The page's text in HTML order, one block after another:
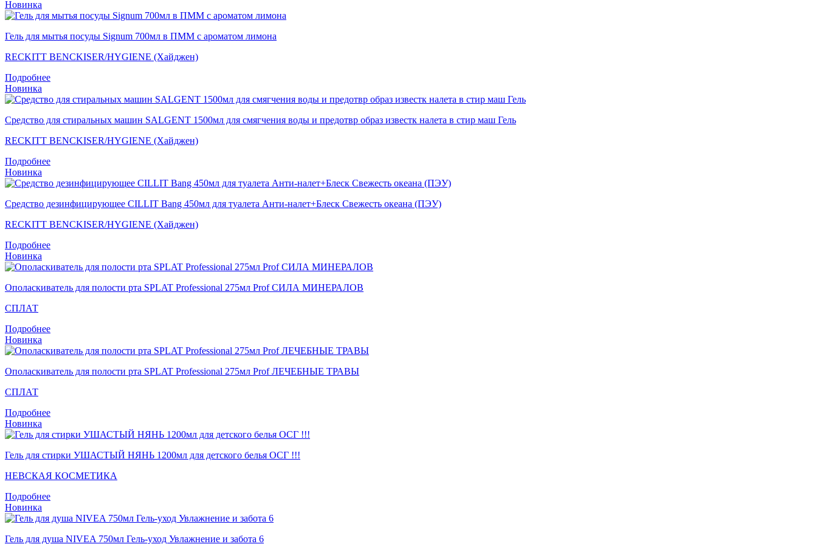
Новинка
Гель для мытья посуды Signum 700мл в ПММ с ароматом лимона
RECKITT BENCKISER/HYGIENE (Хайджен)
Подробнее
Новинка
Средство для стиральных машин SALGENT 1500мл для смягчения воды и предотвр образ известк налета в стир маш Гель
RECKITT BENCKISER/HYGIENE (Хайджен)
Подробнее
Новинка
Средство дезинфицирующее CILLIT Bang 450мл для туалета Анти-налет+Блеск Свежесть океана (ПЭУ)
RECKITT BENCKISER/HYGIENE (Хайджен)
Подробнее
Новинка
Ополаскиватель для полости рта SPLAT Professional 275мл Prof СИЛА МИНЕРАЛОВ
СПЛАТ
Подробнее
Новинка
Ополаскиватель для полости рта SPLAT Professional 275мл Prof ЛЕЧЕБНЫЕ ТРАВЫ
СПЛАТ
Подробнее
Новинка
Гель для стирки УШАСТЫЙ НЯНЬ 1200мл для детского белья ОСГ !!!
НЕВСКАЯ КОСМЕТИКА
Подробнее
Новинка
Гель для душа NIVEA 750мл Гель-уход Увлажнение и забота 6